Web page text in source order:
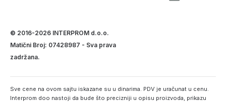
© 2016-2026 INTERPROM d.o.o.
Matični Broj: 07428987 - Sva prava
zadržana.
Sve cene na ovom sajtu iskazane su u dinarima. PDV je uračunat u cenu.
Interprom doo nastoji da bude što precizniji u opisu proizvoda, prikazu